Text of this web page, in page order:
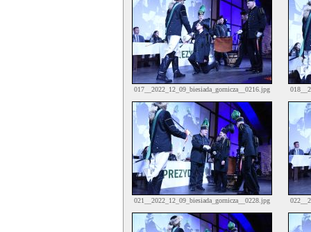
017__2022_12_09_biesiada_gornicza__0216.jpg
021__2022_12_09_biesiada_gornicza__0228.jpg